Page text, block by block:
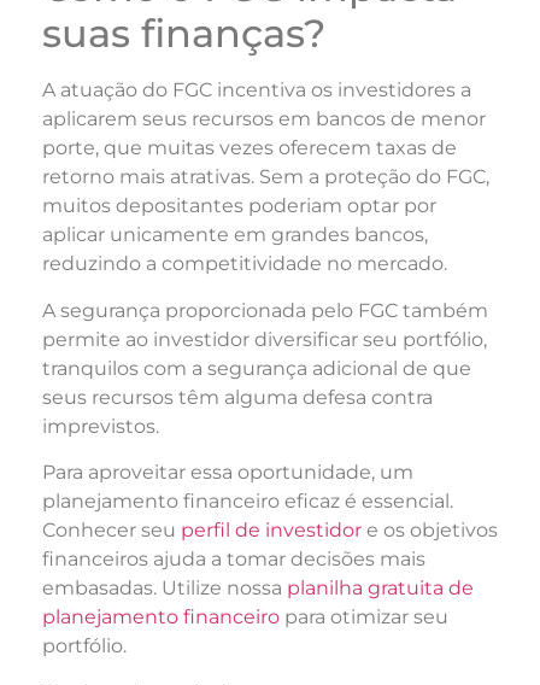
suas finanças?
A atuação do FGC incentiva os investidores a
aplicarem seus recursos em bancos de menor
porte, que muitas vezes oferecem taxas de
retorno mais atrativas. Sem a proteção do FGC,
muitos depositantes poderiam optar por
aplicar unicamente em grandes bancos,
reduzindo a competitividade no mercado.
A segurança proporcionada pelo FGC também
permite ao investidor diversificar seu portfólio,
tranquilos com a segurança adicional de que
seus recursos têm alguma defesa contra
imprevistos.
Para aproveitar essa oportunidade, um
planejamento financeiro eficaz é essencial.
Conhecer seu perfil de investidor e os objetivos
financeiros ajuda a tomar decisões mais
embasadas. Utilize nossa planilha gratuita de
planejamento financeiro para otimizar seu
portfólio.